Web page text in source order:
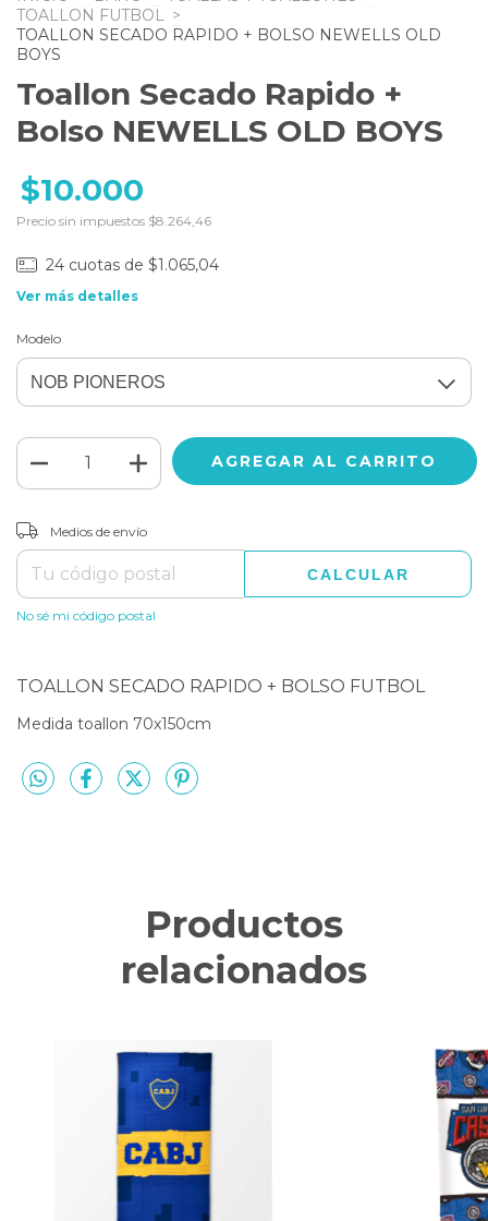
TOALLON FUTBOL >
TOALLON SECADO RAPIDO + BOLSO NEWELLS OLD
BOYS
Toallon Secado Rapido +
Bolso NEWELLS OLD BOYS
$10.000
Precio sin impuestos $8.264,46
24 cuotas de $1.065,04
Ver más detalles
Modelo
Entregas para el CP:
Medios de envío
CALCULAR
No sé mi código postal
TOALLON SECADO RAPIDO + BOLSO FUTBOL
Medida toallon 70x150cm
Productos
relacionados